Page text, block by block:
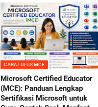
CARA LULUS MCE
Microsoft Certified Educator
(MCE): Panduan Lengkap
Sertifikasi Microsoft untuk